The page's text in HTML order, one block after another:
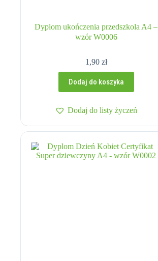
Dyplom ukończenia przedszkola A4 –
wzór W0006
1,90 zł
Dodaj do koszyka
Dodaj do listy życzeń